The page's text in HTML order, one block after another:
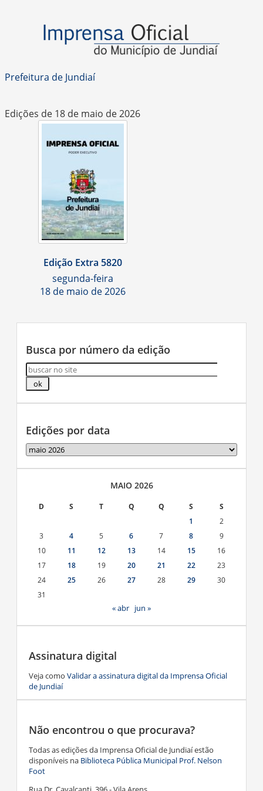
Prefeitura de Jundiaí
Edições de 18 de maio de 2026
Edição Extra 5820
segunda-feira
18 de maio de 2026
Busca por número da edição
Edições por data
Edições
por
data
MAIO 2026
D S T Q Q S
S
1
2
3
4 5 6 7 8
9
10
11 12 13 14 15
16
17
18 19 20 21 22
23
24
25 26 27 28 29
30
31
« abr jun »
Assinatura digital
Veja como Validar a assinatura digital da Imprensa Oficial
de Jundiaí
Não encontrou o que procurava?
Todas as edições da Imprensa Oficial de Jundiaí estão
disponíveis na Biblioteca Pública Municipal Prof. Nelson
Foot